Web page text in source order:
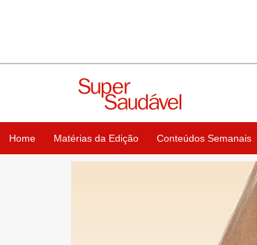
Home Matérias da Edição Conteúdos Semanais